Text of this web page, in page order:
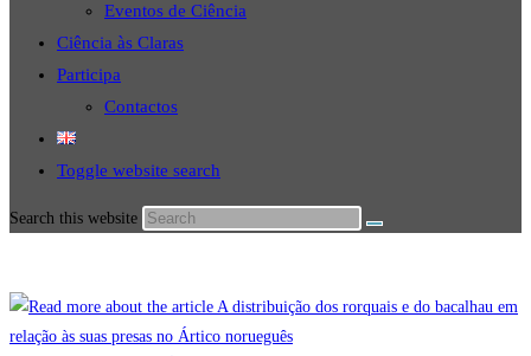
Eventos de Ciência
Ciência às Claras
Participa
Contactos
Toggle website search
Search this website